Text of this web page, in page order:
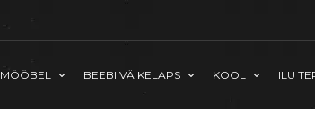
MÖÖBEL BEEBI VÄIKELAPS KOOL ILU